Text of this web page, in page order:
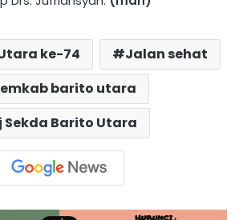
ke-74
Jalan sehat
barito utara
Sekda Barito Utara